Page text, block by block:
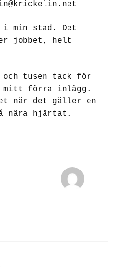
i min stad. Det
jobbet, helt
tusen tack för
mitt förra inlägg.
när det gäller en
nära hjärtat.